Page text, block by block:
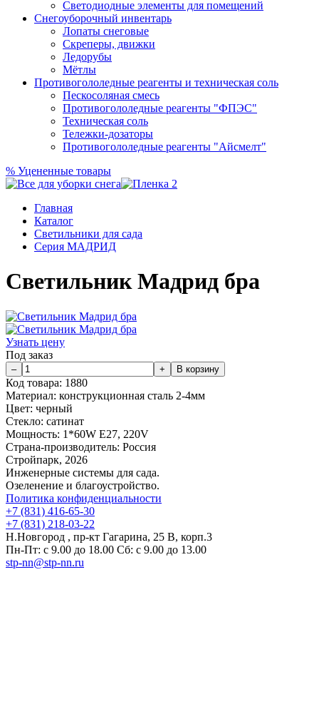
Светодиодные элементы для помещений
Снегоуборочный инвентарь
Лопаты снеговые
Скреперы, движки
Ледорубы
Мётлы
Противогололедные реагенты и техническая соль
Пескосоляная смесь
Противогололедные реагенты "ФПЭС"
Техническая соль
Тележки-дозаторы
Противогололедные реагенты "Айсмелт"
% Уцененные товары
Главная
Каталог
Светильники для сада
Серия МАДРИД
Светильник Мадрид бра
Узнать цену
Под заказ
Код товара: 1880
Материал: конструкционная сталь 2-4мм
Цвет: черный
Стекло: сатинат
Мощность: 1*60W E27, 220V
Страна-производитель: Россия
Стройпарк, 2026
Инженерные системы для сада.
Озеленение и благоустройство.
Политика конфиденциальности
+7 (831) 416-65-30
+7 (831) 218-03-22
Н.Новгород , пр-кт Гагарина, 25 В, корп.3
Пн-Пт: с 9.00 до 18.00 Сб: с 9.00 до 13.00
stp-nn@stp-nn.ru